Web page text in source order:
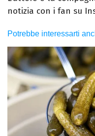
notizia con i fan su